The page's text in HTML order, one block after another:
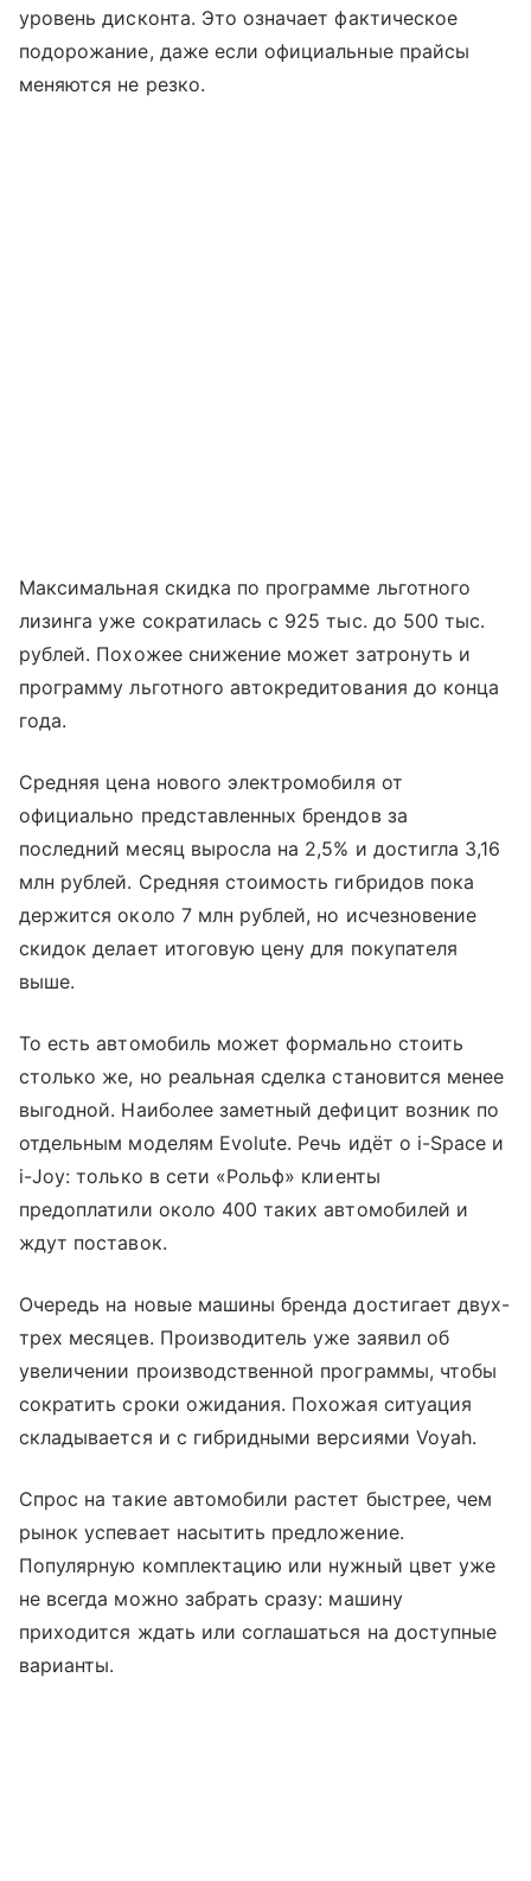
уровень дисконта. Это означает фактическое
подорожание, даже если официальные прайсы
меняются не резко.
Максимальная скидка по программе льготного
лизинга уже сократилась с 925 тыс. до 500 тыс.
рублей. Похожее снижение может затронуть и
программу льготного автокредитования до конца
года.
Средняя цена нового электромобиля от
официально представленных брендов за
последний месяц выросла на 2,5% и достигла 3,16
млн рублей. Средняя стоимость гибридов пока
держится около 7 млн рублей, но исчезновение
скидок делает итоговую цену для покупателя
выше.
То есть автомобиль может формально стоить
столько же, но реальная сделка становится менее
выгодной. Наиболее заметный дефицит возник по
отдельным моделям Evolute. Речь идёт о i-Space и
i-Joy: только в сети «Рольф» клиенты
предоплатили около 400 таких автомобилей и
ждут поставок.
Очередь на новые машины бренда достигает двух-
трех месяцев. Производитель уже заявил об
увеличении производственной программы, чтобы
сократить сроки ожидания. Похожая ситуация
складывается и с гибридными версиями Voyah.
Спрос на такие автомобили растет быстрее, чем
рынок успевает насытить предложение.
Популярную комплектацию или нужный цвет уже
не всегда можно забрать сразу: машину
приходится ждать или соглашаться на доступные
варианты.